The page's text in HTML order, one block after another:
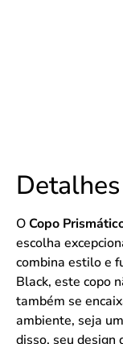
OCopo
escolha
combina estilo e
Black, este copo
também se
ambiente, seja
disso, seu design